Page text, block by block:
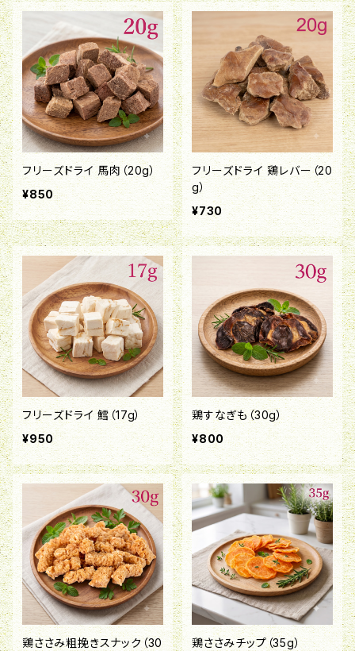
フリーズドライ 馬肉（20g）
¥850
フリーズドライ 鶏レバー（20
g）
¥730
フリーズドライ 鱈（17g）
¥950
鶏すなぎも（30g）
¥800
鶏ささみ粗挽きスナック（30
鶏ささみチップ（35g）